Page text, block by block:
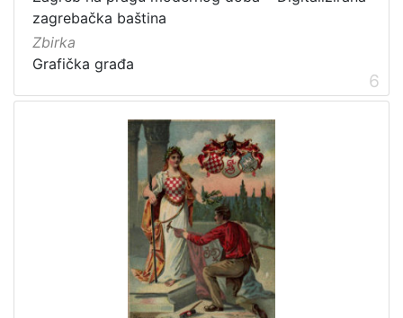
zagrebačka baština
Zbirka
Grafička građa
6